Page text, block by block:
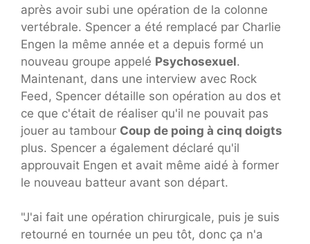
après avoir subi une opération de la colonne
vertébrale. Spencer a été remplacé par Charlie
Engen la même année et a depuis formé un
nouveau groupe appelé Psychosexuel.
Maintenant, dans une interview avec Rock
Feed, Spencer détaille son opération au dos et
ce que c'était de réaliser qu'il ne pouvait pas
jouer au tambour Coup de poing à cinq doigts
plus. Spencer a également déclaré qu'il
approuvait Engen et avait même aidé à former
le nouveau batteur avant son départ.
"J'ai fait une opération chirurgicale, puis je suis
retourné en tournée un peu tôt, donc ça n'a